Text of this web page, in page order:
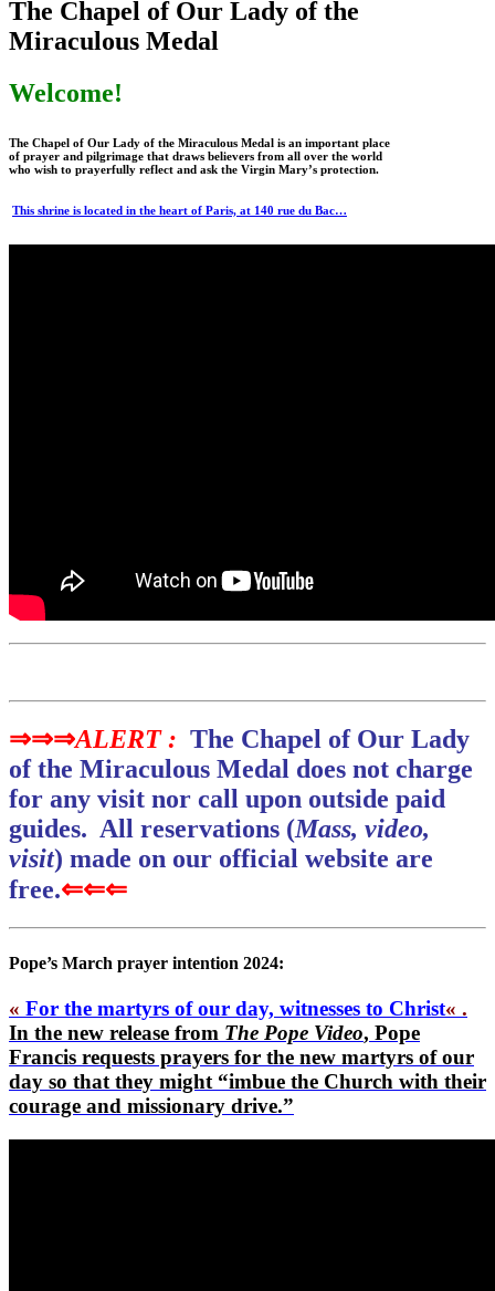
The Chapel of Our Lady of the
Miraculous Medal
Welcome!
The Chapel of Our Lady of the Miraculous Medal is an important place
of prayer and pilgrimage that draws believers from all over the world
who wish to prayerfully reflect and ask the Virgin Mary’s protection.
This shrine is located in the heart of Paris, at 140 rue du Bac…
⇒⇒⇒ALERT : The Chapel of Our Lady
of the Miraculous Medal does not charge
for any visit nor call upon outside paid
guides. All reservations (Mass, video,
visit) made on our official website are
free.⇐⇐⇐
Pope’s March prayer intention 2024:
« For the martyrs of our day, witnesses to Christ« .
In the new release from The Pope Video, Pope
Francis requests prayers for the new martyrs of our
day so that they might “imbue the Church with their
courage and missionary drive.”